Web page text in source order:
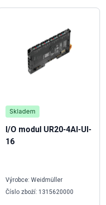
Skladem
I/O modul UR20-4AI-UI-
16
Výrobce: Weidmüller
Číslo zboží: 1315620000